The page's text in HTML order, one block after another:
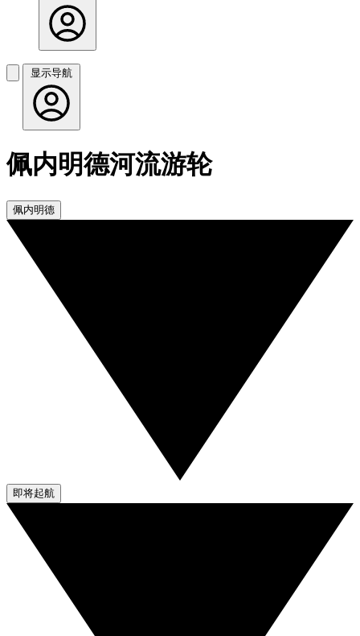
显示导航
佩内明德河流游轮
佩内明德
即将起航